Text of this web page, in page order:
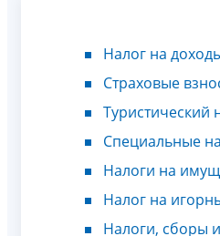
Налог на
Страховые
Туристический
Специальные
Налоги на
Налог на
Налоги, сборы